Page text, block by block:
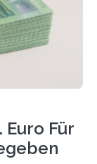
Euro Für